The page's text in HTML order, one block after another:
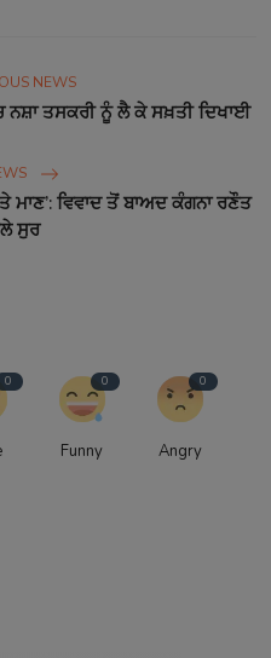
NEWS
ਤਸਕਰੀ ਨੂੰ ਲੈ ਕੇ ਸਖ਼ਤੀ ਦਿਖਾਈ
ਵਿਵਾਦ ਤੋਂ ਬਾਅਦ ਕੰਗਨਾ ਰਣੌਤ
ਸੁਰ
0 0
Funny
0
Angry